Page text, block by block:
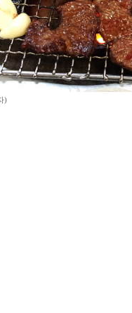
)